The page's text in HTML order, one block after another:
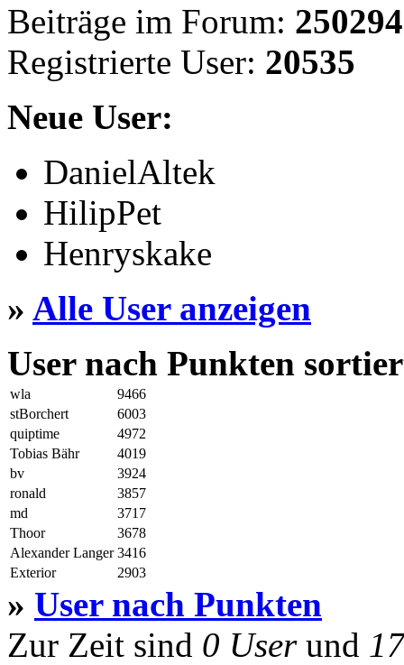
Beiträge im Forum: 250294
Registrierte User: 20535
Neue User:
DanielAltek
HilipPet
Henryskake
» Alle User anzeigen
User nach Punkten
wla
9466
stBorchert
6003
quiptime
4972
Tobias Bähr
4019
bv
3924
ronald
3857
md
3717
Thoor
3678
Alexander Langer 3416
Exterior
2903
» User nach Punkten
Zur Zeit sind 0 Userund